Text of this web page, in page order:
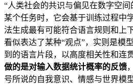
“人类社会的共识与偏见在数字空
某个任务时，它会基于训练过程中
法生成最有可能符合语言规则和上
看似表达了某种“观点”，实则是模
到的语言片段，以高度相关性和连
做的是对输入数据统计概率的反馈
号所说的自我意识、情感与世界模